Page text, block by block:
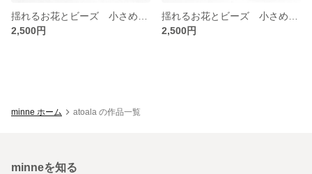
2,500円
2,500円
minne ホーム atoala の作品一覧
minneを知る